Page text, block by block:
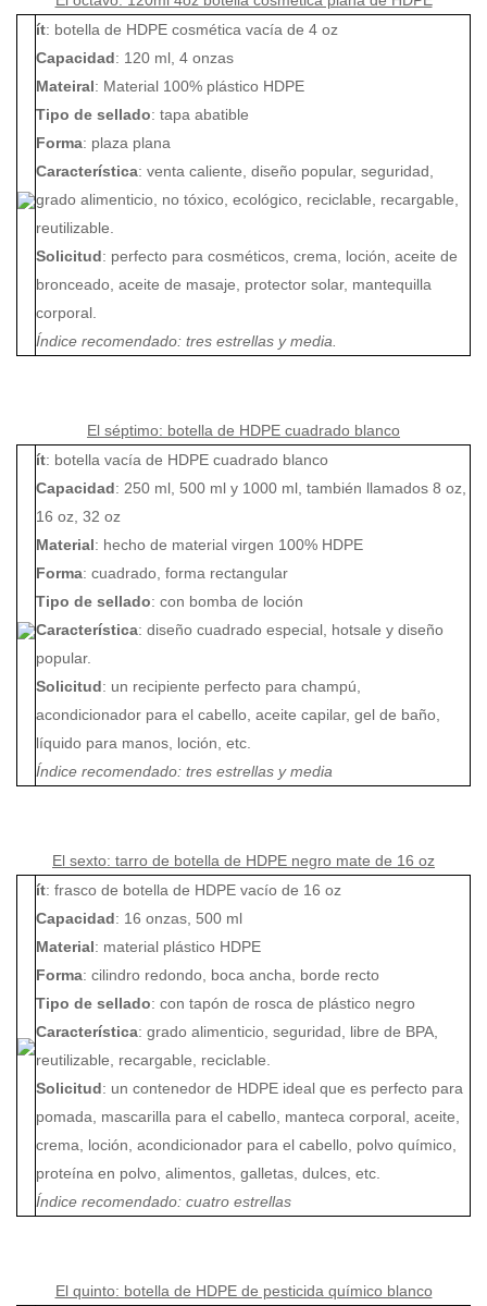
ít: botella de HDPE cosmética vacía de 4 oz
Capacidad: 120 ml, 4 onzas
Mateiral: Material 100% plástico HDPE
Tipo de sellado: tapa abatible
Forma: plaza plana
Característica: venta caliente, diseño popular, seguridad,
grado alimenticio, no tóxico, ecológico, reciclable, recargable,
reutilizable.
Solicitud: perfecto para cosméticos, crema, loción, aceite de
bronceado, aceite de masaje, protector solar, mantequilla
corporal.
Índice recomendado: tres estrellas y media.
El séptimo: botella de HDPE cuadrado blanco
ít: botella vacía de HDPE cuadrado blanco
Capacidad: 250 ml, 500 ml y 1000 ml, también llamados 8 oz,
16 oz, 32 oz
Material: hecho de material virgen 100% HDPE
Forma: cuadrado, forma rectangular
Tipo de sellado: con bomba de loción
Característica: diseño cuadrado especial, hotsale y diseño
popular.
Solicitud: un recipiente perfecto para champú,
acondicionador para el cabello, aceite capilar, gel de baño,
líquido para manos, loción, etc.
Índice recomendado: tres estrellas y media
El sexto: tarro de botella de HDPE negro mate de 16 oz
ít: frasco de botella de HDPE vacío de 16 oz
Capacidad: 16 onzas, 500 ml
Material: material plástico HDPE
Forma: cilindro redondo, boca ancha, borde recto
Tipo de sellado: con tapón de rosca de plástico negro
Característica: grado alimenticio, seguridad, libre de BPA,
reutilizable, recargable, reciclable.
Solicitud: un contenedor de HDPE ideal que es perfecto para
pomada, mascarilla para el cabello, manteca corporal, aceite,
crema, loción, acondicionador para el cabello, polvo químico,
proteína en polvo, alimentos, galletas, dulces, etc.
Índice recomendado: cuatro estrellas
El quinto: botella de HDPE de pesticida químico blanco